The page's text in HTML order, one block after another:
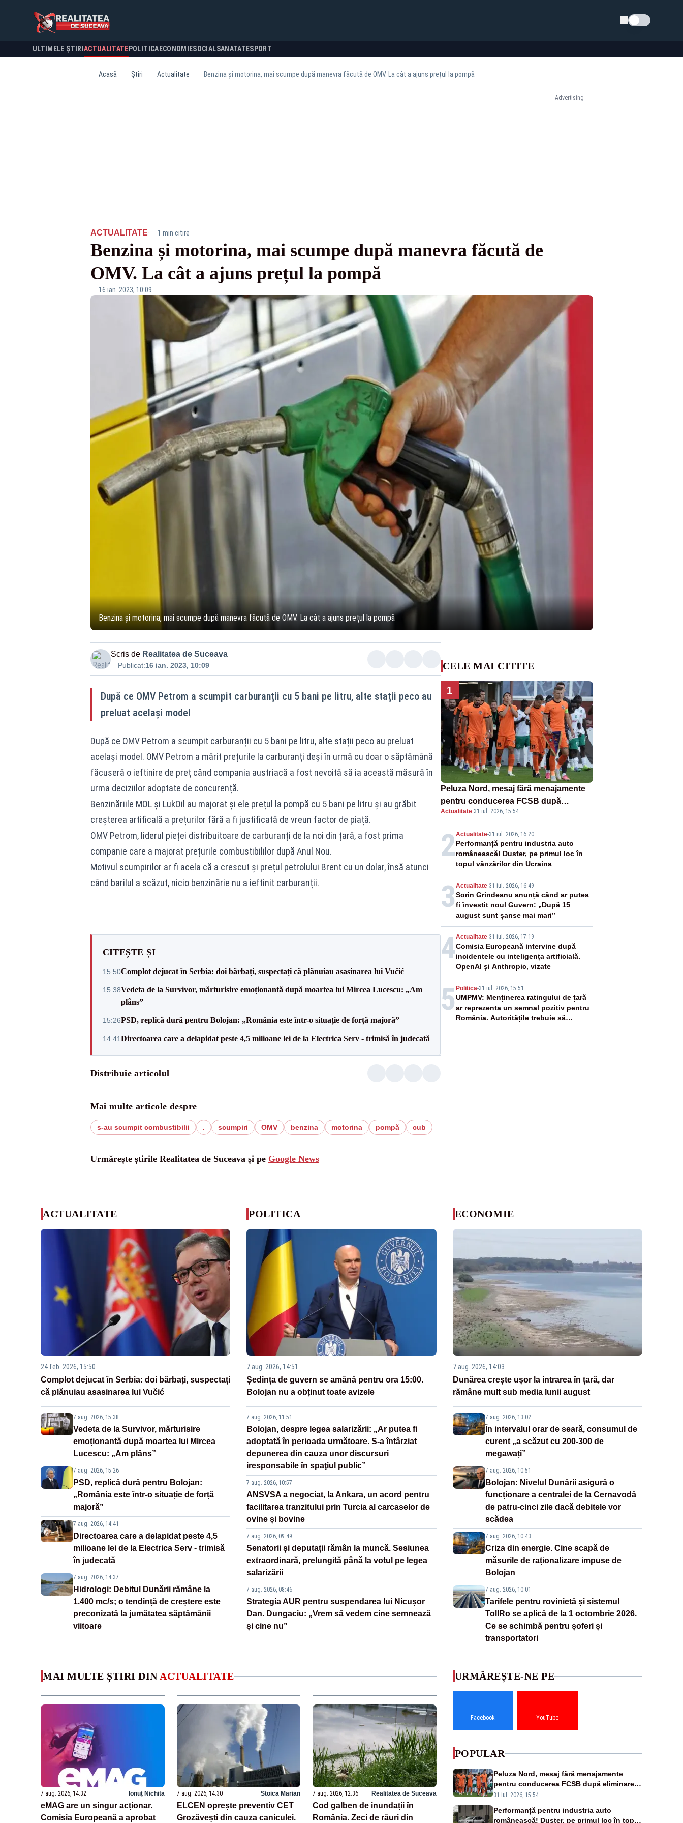
Schimba tema
ULTIMELE ȘTIRI ACTUALITATE POLITICA ECONOMIESOCIALSANATATESPORT
Acasă Știri Actualitate Benzina și motorina, mai scumpe după manevra făcută de OMV. La cât a ajuns prețul la pompă
Advertising
ACTUALITATE· 1 min citire
Benzina și motorina, mai scumpe după manevra făcută de
OMV. La cât a ajuns prețul la pompă
16 ian. 2023, 10:09
Benzina și motorina, mai scumpe după manevra făcută de OMV. La cât a ajuns prețul la pompă
Scris de Realitatea de Suceava
Publicat:16 ian. 2023, 10:09
După ce OMV Petrom a scumpit carburanții cu 5 bani pe litru, alte stații peco au
preluat același model
După ce OMV Petrom a scumpit carburanții cu 5 bani pe litru, alte stații peco au preluat
același model. OMV Petrom a mărit prețurile la carburanți deși în urmă cu doar o săptămână
făcuseră o ieftinire de preț când compania austriacă a fost nevoită să ia această măsură în
urma deciziilor adoptate de concurență.
Benzinăriile MOL și LukOil au majorat și ele prețul la pompă cu 5 bani pe litru și au grăbit
creșterea artificală a prețurilor fără a fi justificată de vreun factor de piață.
OMV Petrom, liderul pieței distribuitoare de carburanți de la noi din țară, a fost prima
companie care a majorat prețurile combustibililor după Anul Nou.
Motivul scumpirilor ar fi acela că a crescut și prețul petrolului Brent cu un dolar, însă atunci
când barilul a scăzut, nicio benzinărie nu a ieftinit carburanții.
CITEȘTE ȘI
15:50Complot dejucat în Serbia: doi bărbați, suspectați că plănuiau asasinarea lui Vučić
15:38Vedeta de la Survivor, mărturisire emoționantă după moartea lui Mircea Lucescu: „Am
plâns”
15:26PSD, replică dură pentru Bolojan: „România este într-o situație de forță majoră”
14:41Directoarea care a delapidat peste 4,5 milioane lei de la Electrica Serv - trimisă în judecată
Distribuie articolul
Mai multe articole despre
s-au scumpit combustibilii . scumpiri OMV benzina motorina pompă cub
Urmărește știrile Realitatea de Suceava și pe Google News
CELE MAI CITITE
1
Peluza Nord, mesaj fără menajamente
pentru conducerea FCSB după
eliminarea rușinoasă din Conference
League
Actualitate·31 iul. 2026, 15:54
2Actualitate-31 iul. 2026, 16:20
Performanță pentru industria auto
românească! Duster, pe primul loc în
topul vânzărilor din Ucraina
3 Actualitate-31 iul. 2026, 16:49
Sorin Grindeanu anunță când ar putea
fi învestit noul Guvern: „După 15
august sunt șanse mai mari”
4Actualitate-31 iul. 2026, 17:19
Comisia Europeană intervine după
incidentele cu inteligența artificială.
OpenAI și Anthropic, vizate
5 Politica-31 iul. 2026, 15:51
UMPMV: Menținerea ratingului de țară
ar reprezenta un semnal pozitiv pentru
România. Autoritățile trebuie să
ACTUALITATE
24 feb. 2026, 15:50
Complot dejucat în Serbia: doi bărbați, suspectați
că plănuiau asasinarea lui Vučić
7 aug. 2026, 15:38
Vedeta de la Survivor, mărturisire
emoționantă după moartea lui Mircea
Lucescu: „Am plâns”
7 aug. 2026, 15:26
PSD, replică dură pentru Bolojan:
„România este într-o situație de forță
majoră”
7 aug. 2026, 14:41
Directoarea care a delapidat peste 4,5
milioane lei de la Electrica Serv - trimisă
în judecată
7 aug. 2026, 14:37
Hidrologi: Debitul Dunării rămâne la
1.400 mc/s; o tendință de creștere este
preconizată la jumătatea săptămânii
viitoare
POLITICA
7 aug. 2026, 14:51
Ședința de guvern se amână pentru ora 15:00.
Bolojan nu a obținut toate avizele
7 aug. 2026, 11:51
Bolojan, despre legea salarizării: „Ar putea fi
adoptată în perioada următoare. S-a întârziat
depunerea din cauza unor discursuri
iresponsabile în spaţiul public”
7 aug. 2026, 10:57
ANSVSA a negociat, la Ankara, un acord pentru
facilitarea tranzitului prin Turcia al carcaselor de
ovine și bovine
7 aug. 2026, 09:49
Senatorii și deputații rămân la muncă. Sesiunea
extraordinară, prelungită până la votul pe legea
salarizării
7 aug. 2026, 08:46
Strategia AUR pentru suspendarea lui Nicușor
Dan. Dungaciu: „Vrem să vedem cine semnează
și cine nu”
ECONOMIE
7 aug. 2026, 14:03
Dunărea crește ușor la intrarea în țară, dar
rămâne mult sub media lunii august
7 aug. 2026, 13:02
În intervalul orar de seară, consumul de
curent „a scăzut cu 200-300 de
megawați”
7 aug. 2026, 10:51
Bolojan: Nivelul Dunării asigură o
funcționare a centralei de la Cernavodă
de patru-cinci zile dacă debitele vor
scădea
7 aug. 2026, 10:43
Criza din energie. Cine scapă de
măsurile de raționalizare impuse de
Bolojan
7 aug. 2026, 10:01
Tarifele pentru rovinietă și sistemul
TollRo se aplică de la 1 octombrie 2026.
Ce se schimbă pentru șoferi și
transportatori
MAI MULTE ȘTIRI DIN ACTUALITATE
7 aug. 2026, 14:32 Ionuț Nichita
eMAG are un singur acționar.
Comisia Europeană a aprobat
7 aug. 2026, 14:30 Stoica Marian
ELCEN oprește preventiv CET
Grozăvești din cauza caniculei.
7 aug. 2026, 12:36 Realitatea de Suceava
Cod galben de inundații în
România. Zeci de râuri din
URMĂREȘTE-NE PE
Facebook YouTube
POPULAR
Peluza Nord, mesaj fără menajamente
pentru conducerea FCSB după eliminarea
rușinoasă din Conference League
31 iul. 2026, 15:54
Performanță pentru industria auto
românească! Duster, pe primul loc în topul